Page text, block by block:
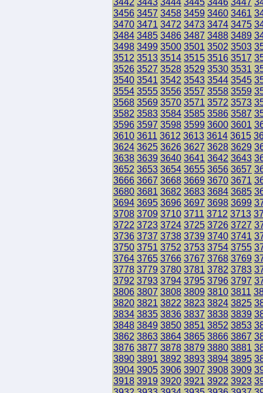
3456 3457 3458 3459 3460 3461
3470 3471 3472 3473 3474 3475
3484 3485 3486 3487 3488 3489
3498 3499 3500 3501 3502 3503
3512 3513 3514 3515 3516 3517
3526 3527 3528 3529 3530 3531
3540 3541 3542 3543 3544 3545
3554 3555 3556 3557 3558 3559
3568 3569 3570 3571 3572 3573
3582 3583 3584 3585 3586 3587
3596 3597 3598 3599 3600 3601
3610 3611 3612 3613 3614 3615
3624 3625 3626 3627 3628 3629
3638 3639 3640 3641 3642 3643
3652 3653 3654 3655 3656 3657
3666 3667 3668 3669 3670 3671
3680 3681 3682 3683 3684 3685
3694 3695 3696 3697 3698 3699
3708 3709 3710 3711 3712 3713
3722 3723 3724 3725 3726 3727
3736 3737 3738 3739 3740 3741
3750 3751 3752 3753 3754 3755
3764 3765 3766 3767 3768 3769
3778 3779 3780 3781 3782 3783
3792 3793 3794 3795 3796 3797
3806 3807 3808 3809 3810 3811
3820 3821 3822 3823 3824 3825
3834 3835 3836 3837 3838 3839
3848 3849 3850 3851 3852 3853
3862 3863 3864 3865 3866 3867
3876 3877 3878 3879 3880 3881
3890 3891 3892 3893 3894 3895
3904 3905 3906 3907 3908 3909
3918 3919 3920 3921 3922 3923